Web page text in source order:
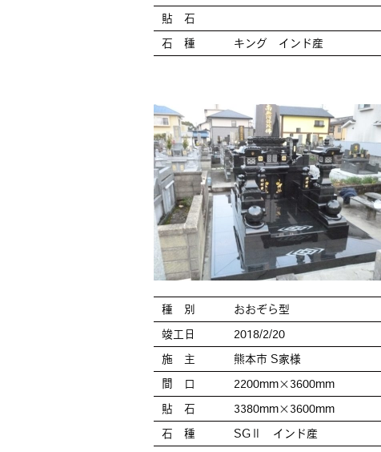
貼 石
石 種 キング インド産
種 別 おおぞら型
竣工日 2018/2/20
施 主 熊本市 S家様
間 口 2200mm×3600mm
貼 石 3380mm×3600mm
石 種 SGⅡ インド産